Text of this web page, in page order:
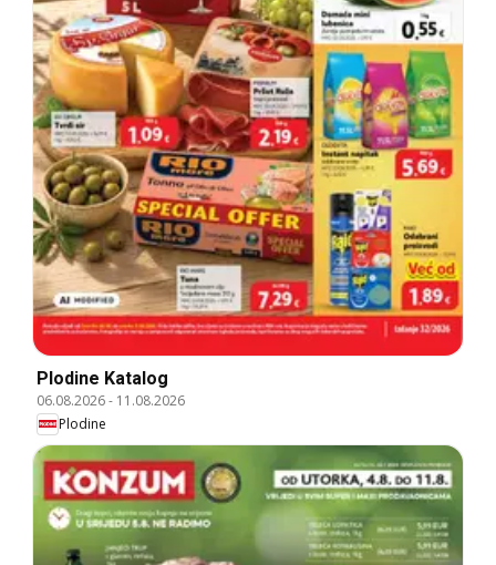
Plodine Katalog
06.08.2026- 11.08.2026
Plodine